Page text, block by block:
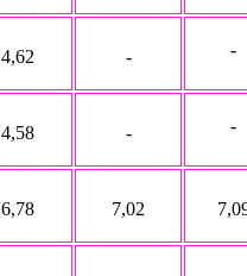
4,62 - -
4,58 - -
6,78 7,02